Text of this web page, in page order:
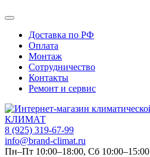
Доставка по РФ
Оплата
Монтаж
Сотрудничество
Контакты
Ремонт и сервис
8 (925) 319-67-99
info@brand-climat.ru
Пн–Пт 10:00–18:00, Сб 10:00–15:00